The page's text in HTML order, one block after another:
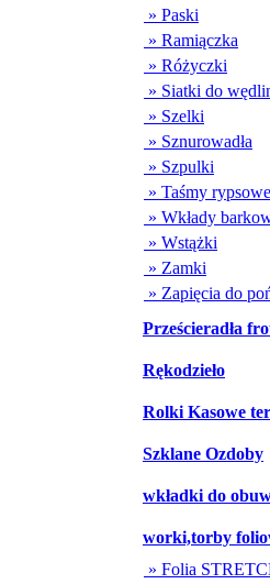
» Paski
» Ramiączka
» Różyczki
» Siatki do
» Szelki
» Sznurowadła
» Szpulki
» Taśmy
» Wkłady
» Wstążki
» Zamki
» Zapięcia do
Prześcieradła
Rękodzieło
Rolki Kasowe
Szklane Ozdoby
wkładki do
worki,torby
» Folia